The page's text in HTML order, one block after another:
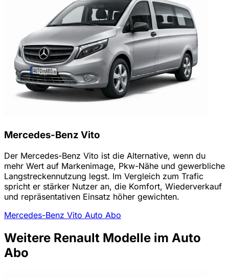
Mercedes-Benz Vito
Der Mercedes-Benz Vito ist die Alternative, wenn du
mehr Wert auf Markenimage, Pkw-Nähe und gewerbliche
Langstreckennutzung legst. Im Vergleich zum Trafic
spricht er stärker Nutzer an, die Komfort, Wiederverkauf
und repräsentativen Einsatz höher gewichten.
Mercedes-Benz Vito Auto Abo
Weitere Renault Modelle im Auto
Abo